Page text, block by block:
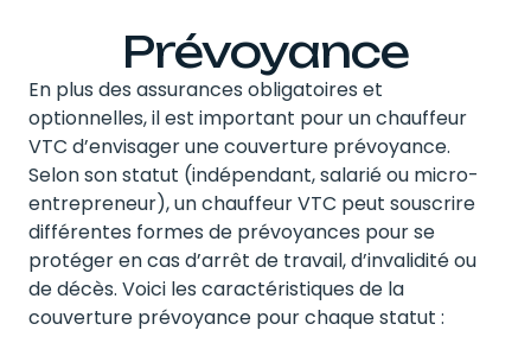
Prévoyance
En plus des assurances obligatoires et
optionnelles, il est important pour un chauffeur
VTC d’envisager une couverture prévoyance.
Selon son statut (indépendant, salarié ou micro-
entrepreneur), un chauffeur VTC peut souscrire
différentes formes de prévoyances pour se
protéger en cas d’arrêt de travail, d’invalidité ou
de décès. Voici les caractéristiques de la
couverture prévoyance pour chaque statut :